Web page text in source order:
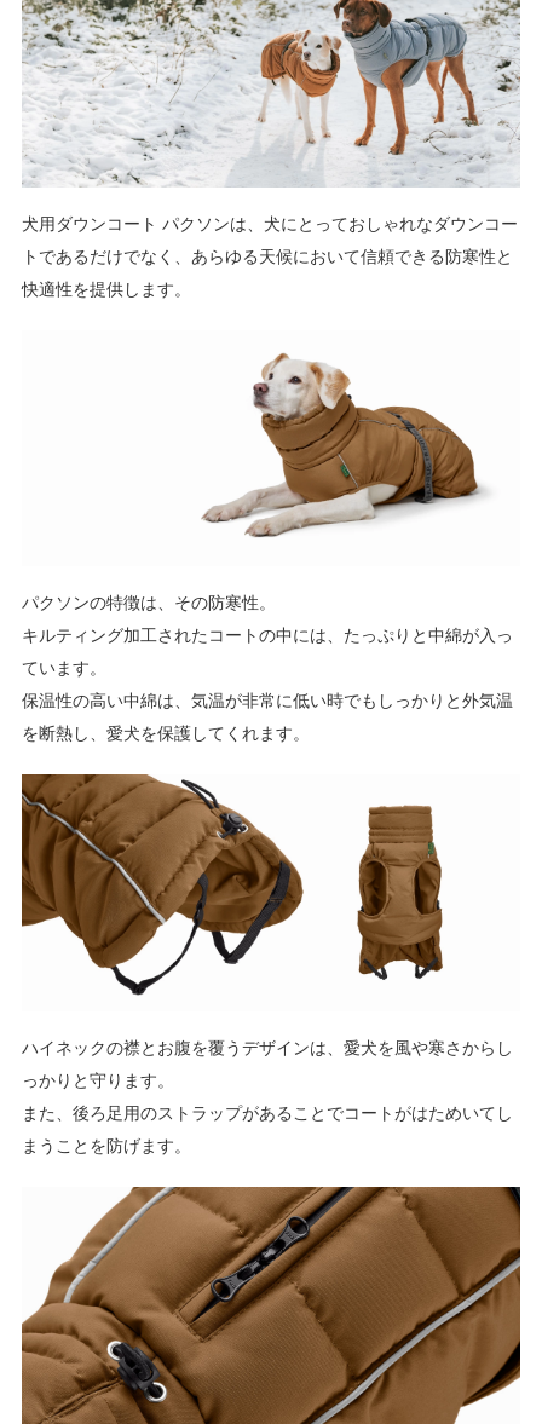
犬用ダウンコート パクソンは、犬にとっておしゃれなダウンコー
トであるだけでなく、あらゆる天候において信頼できる防寒性と
快適性を提供します。
パクソンの特徴は、その防寒性。
キルティング加工されたコートの中には、たっぷりと中綿が入っ
ています。
保温性の高い中綿は、気温が非常に低い時でもしっかりと外気温
を断熱し、愛犬を保護してくれます。
ハイネックの襟とお腹を覆うデザインは、愛犬を風や寒さからし
っかりと守ります。
また、後ろ足用のストラップがあることでコートがはためいてし
まうことを防げます。